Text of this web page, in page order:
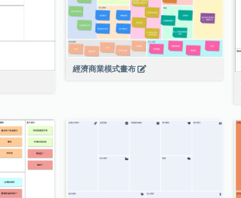
經濟商業模式畫布